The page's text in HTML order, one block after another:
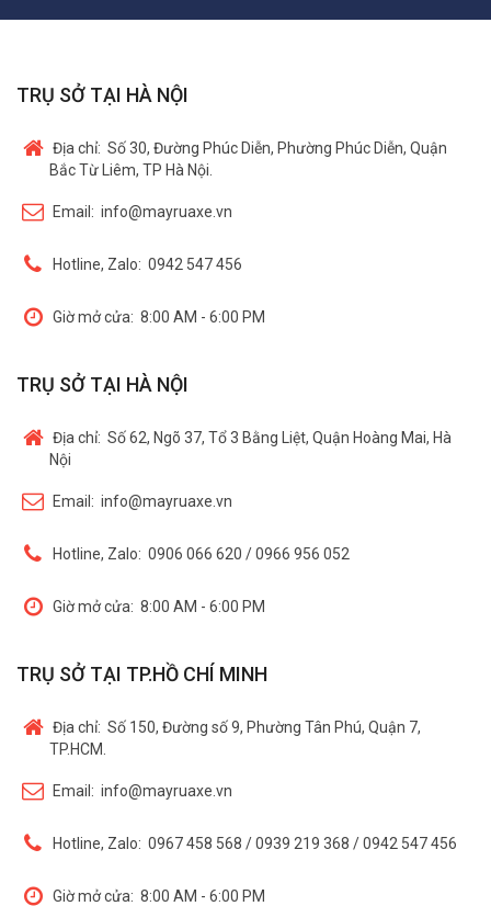
TRỤ SỞ TẠI HÀ NỘI
Địa chỉ: Số 30, Đường Phúc Diễn, Phường Phúc Diễn, Quận
Bắc Từ Liêm, TP Hà Nội.
Email: info@mayruaxe.vn
Hotline, Zalo: 0942 547 456
Giờ mở cửa: 8:00 AM - 6:00 PM
TRỤ SỞ TẠI HÀ NỘI
Địa chỉ: Số 62, Ngõ 37, Tổ 3 Bằng Liệt, Quận Hoàng Mai, Hà
Nội
Email: info@mayruaxe.vn
Hotline, Zalo: 0906 066 620 / 0966 956 052
Giờ mở cửa: 8:00 AM - 6:00 PM
TRỤ SỞ TẠI TP.HỒ CHÍ MINH
Địa chỉ: Số 150, Đường số 9, Phường Tân Phú, Quận 7,
TP.HCM.
Email: info@mayruaxe.vn
Hotline, Zalo: 0967 458 568 / 0939 219 368 / 0942 547 456
Giờ mở cửa: 8:00 AM - 6:00 PM